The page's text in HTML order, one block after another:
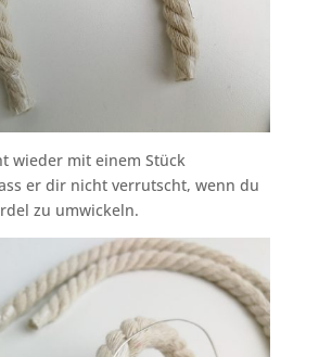
wieder mit einem Stück
er dir nicht verrutscht, wenn du
zu umwickeln.